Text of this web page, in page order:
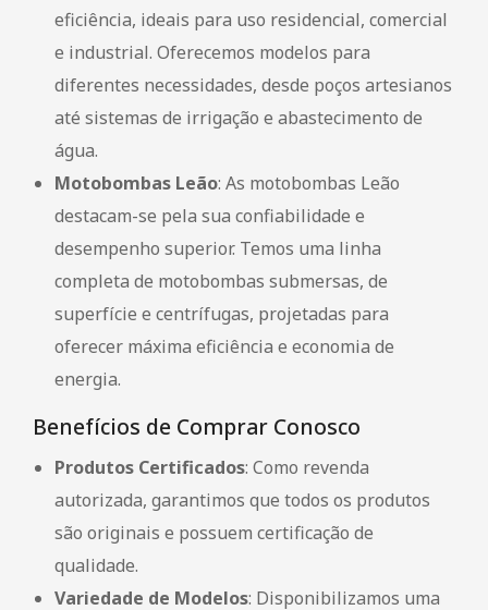
eficiência, ideais para uso residencial, comercial
e industrial. Oferecemos modelos para
diferentes necessidades, desde poços artesianos
até sistemas de irrigação e abastecimento de
água.
Motobombas Leão: As motobombas Leão
destacam-se pela sua confiabilidade e
desempenho superior. Temos uma linha
completa de motobombas submersas, de
superfície e centrífugas, projetadas para
oferecer máxima eficiência e economia de
energia.
Benefícios de Comprar Conosco
Produtos Certificados: Como revenda
autorizada, garantimos que todos os produtos
são originais e possuem certificação de
qualidade.
Variedade de Modelos: Disponibilizamos uma